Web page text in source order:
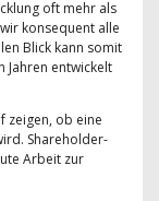
oft mehr als
konsequent alle
Blick kann somit
Jahren entwickelt
zeigen, ob eine
Shareholder-
Arbeit zur